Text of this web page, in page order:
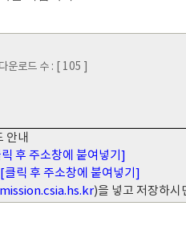
운로드 수 : [ 105 ]
안내
후 주소창에 붙여넣기]
[클릭 후 주소창에 붙여넣기]
)을 넣고 저장하시